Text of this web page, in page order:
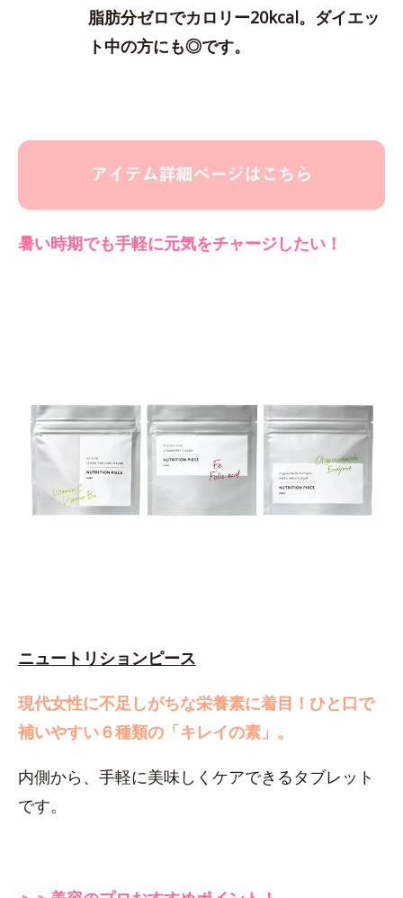
脂肪分ゼロでカロリー20kcal。ダイエッ
ト中の方にも◎です。
暑い時期でも手軽に元気をチャージしたい！
ニュートリションピース
現代女性に不足しがちな栄養素に着目！ ひと口で
補いやすい６種類の「キレイの素」。
内側から、手軽に美味しくケアできるタブレット
です。